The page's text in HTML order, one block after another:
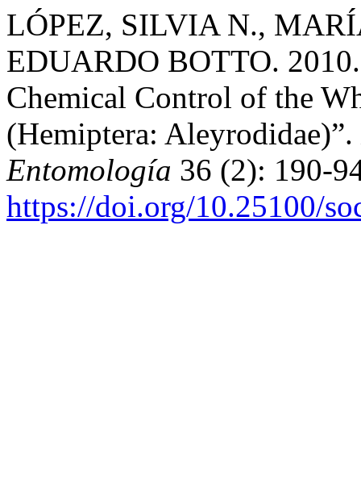
LÓPEZ, SILVIA N.,
EDUARDO BOTTO.
Chemical Control of the
(Hemiptera: Aleyrodidae)”.
Entomología 36 (2): 190-
https://doi.org/10.25100/